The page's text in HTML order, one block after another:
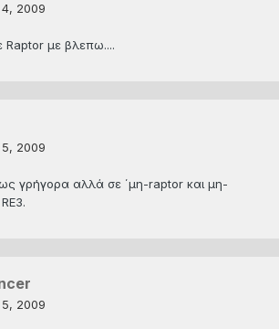
4, 2009
με βλεπω....
5, 2009
γρήγορα αλλά σε ΄μη-raptor και μη-
5, 2009